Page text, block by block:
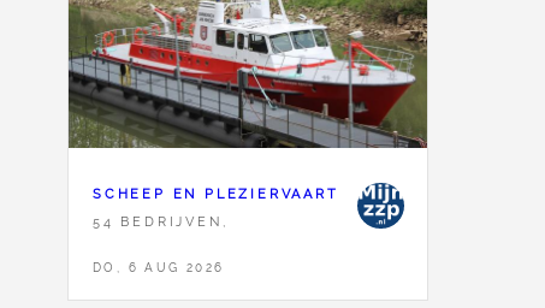
SCHEEP EN PLEZIERVAART
54 BEDRIJVEN,
DO, 6 AUG 2026